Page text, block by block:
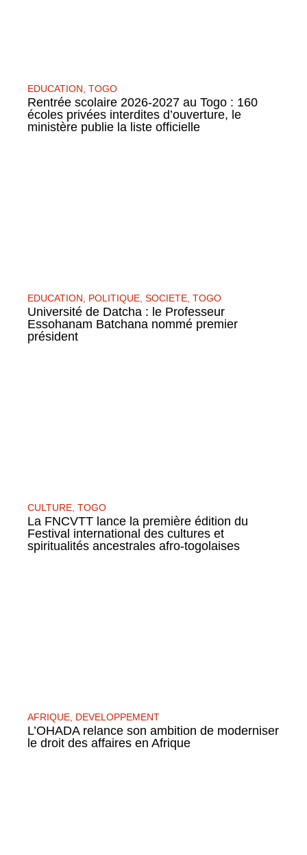
EDUCATION TOGO
Rentrée scolaire 2026-2027 au Togo : 160
écoles privées interdites d’ouverture, le
ministère publie la liste officielle
EDUCATION POLITIQUE SOCIETE TOGO
Université de Datcha : le Professeur
Essohanam Batchana nommé premier
président
CULTURE TOGO
La FNCVTT lance la première édition du
Festival international des cultures et
spiritualités ancestrales afro-togolaises
AFRIQUE DEVELOPPEMENT
L’OHADA relance son ambition de moderniser
le droit des affaires en Afrique